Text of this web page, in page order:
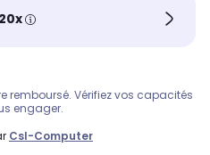
remboursé. Vérifiez vos capacités
engager.
Csl-Computer